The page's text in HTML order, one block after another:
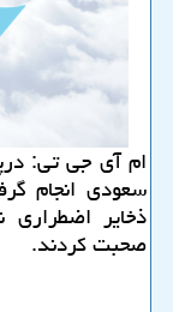
ام آی جی تی:
سعودی انجام
ذخایر
صحبت كردند.